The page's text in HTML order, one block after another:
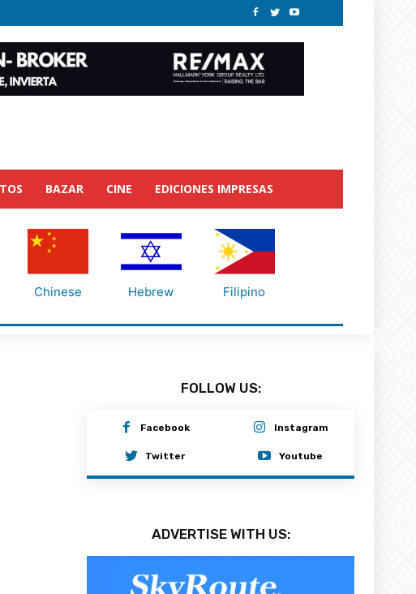
BAZAR CINE EDICIONES IMPRESAS
Chinese Hebrew Filipino
FOLLOW US:
Facebook Instagram
Twitter Youtube
ADVERTISE WITH US: